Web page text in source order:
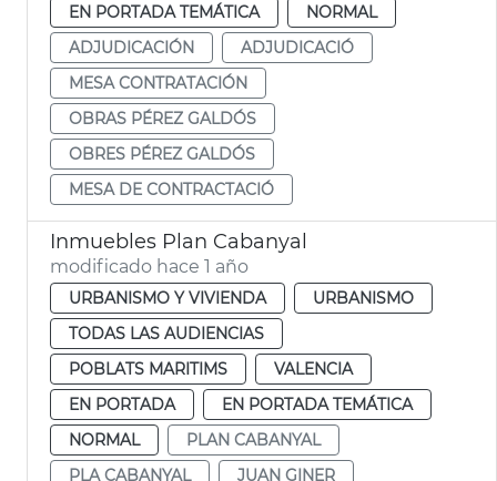
EN PORTADA TEMÁTICA
NORMAL
ADJUDICACIÓN
ADJUDICACIÓ
MESA CONTRATACIÓN
OBRAS PÉREZ GALDÓS
OBRES PÉREZ GALDÓS
MESA DE CONTRACTACIÓ
Inmuebles Plan Cabanyal
modificado hace 1 año
URBANISMO Y VIVIENDA
URBANISMO
TODAS LAS AUDIENCIAS
POBLATS MARITIMS
VALENCIA
EN PORTADA
EN PORTADA TEMÁTICA
NORMAL
PLAN CABANYAL
PLA CABANYAL
JUAN GINER